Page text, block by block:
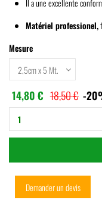
Il a une excellente
Matériel professionel,
Mesure
14,80 € 18,50 € -
Demander un devis